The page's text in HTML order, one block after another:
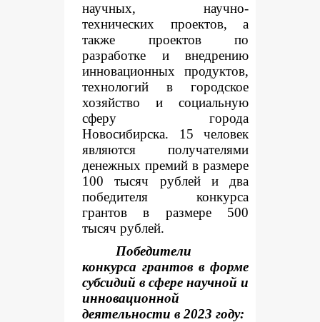
научных, научно-
технических проектов, а
также проектов по
разработке и внедрению
инновационных продуктов,
технологий в городское
хозяйство и социальную
сферу города
Новосибирска. 15 человек
являются получателями
денежных премий в размере
100 тысяч рублей и два
победителя конкурса
грантов в размере 500
тысяч рублей.
Победители
конкурса грантов в форме
субсидий в сфере научной и
инновационной
деятельности в 2023 году: